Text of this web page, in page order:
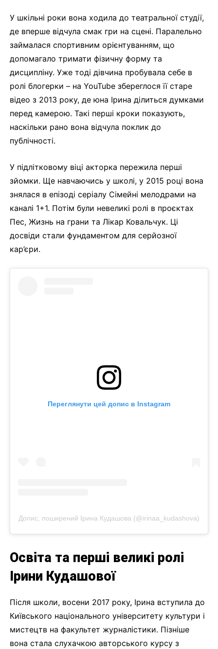
У шкільні роки вона ходила до театральної студії,
де вперше відчула смак гри на сцені. Паралельно
займалася спортивним орієнтуванням, що
допомагало тримати фізичну форму та
дисципліну. Уже тоді дівчина пробувала себе в
ролі блогерки – на YouTube збереглося її старе
відео з 2013 року, де юна Ірина ділиться думками
перед камерою. Такі перші кроки показують,
наскільки рано вона відчула поклик до
публічності.
У підлітковому віці акторка пережила перші
зйомки. Ще навчаючись у школі, у 2015 році вона
знялася в епізоді серіалу Сімейні мелодрами на
каналі 1+1. Потім були невеликі ролі в проєктах
Пес, Жизнь на грани та Лікар Ковальчук. Ці
досвіди стали фундаментом для серйозної
кар’єри.
Переглянути цей допис в Instagram
Допис, поширений Ірина Кудашова (@irinaa_kudashova)
Освіта та перші великі ролі
Ірини Кудашової
Після школи, восени 2017 року, Ірина вступила до
Київського національного університету культури і
мистецтв на факультет журналістики. Пізніше
вона стала слухачкою авторського курсу з